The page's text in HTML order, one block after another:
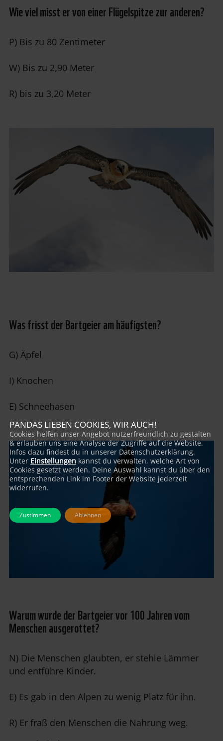
Wie viel misst er von einer Flügelspitze zur anderen?
P) Bis zu 80 Zentimeter
W) Bis zu 2,90 Meter
R) bis zu 3,20 Meter
Was frisst der Bartgeier am häufigsten?
G) Äpfel
I) Knochen
E) Schneehasen
Warum wurde der Bartgeier vor 100 Jahren vom
Menschen ausgerottet?
N) Die Menschen glaubten, er stehle Lämmer
und entführe Kinder.
E) Es gab in den Alpen zu wenig Platz für ihn.
R) Er fraß den Menschen die Nahrung weg.
PANDAS LIEBEN COOKIES, WIR AUCH!
Cookies helfen unser Angebot nutzerfreundlich zu gestalten
& erlauben uns eine Analyse der Zugriffe auf die Website.
Infos dazu findest du in unserer Datenschutzerklärung.
Unter Einstellungen kannst du verwalten, welche Art von
Cookies gesetzt werden. Deine Auswahl kannst du über den
entsprechenden Link im Footer der Website jederzeit
widerrufen.
Zustimmen Ablehnen